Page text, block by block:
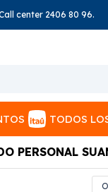
center 2406 80 96.
TODOS
PERSONAL